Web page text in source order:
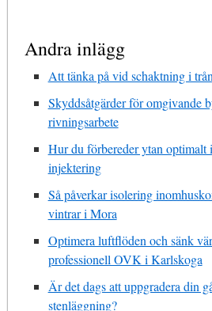
Andra inlägg
Att tänka på vid schaktning i
Skyddsåtgärder för omgivande
rivningsarbete
Hur du förbereder ytan optimalt
injektering
Så påverkar isolering
vintrar i Mora
Optimera luftflöden och sänk
professionell OVK i Karlskoga
Är det dags att uppgradera din
stenläggning?